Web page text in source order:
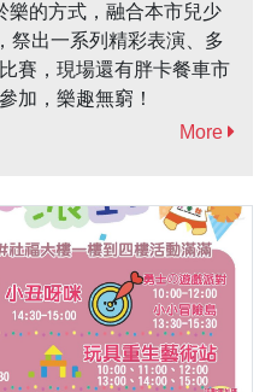
樂的方式，融合本市兒少
祭出一系列精彩表演、多
賽，現場還有胖卡餐車市
加，樂趣無窮！
More